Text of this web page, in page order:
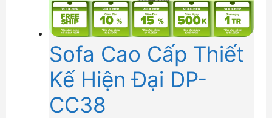
Sofa Cao Cấp Thiết
Kế Hiện Đại DP-
CC38